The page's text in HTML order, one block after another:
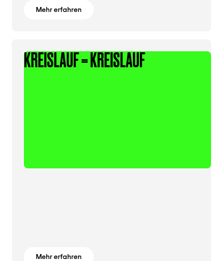
Mehr erfahren
KREISLAUF = KREISLAUF
Mehr erfahren